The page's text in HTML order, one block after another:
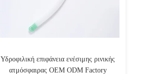
Υδροφιλική επιφάνεια ενέσιμης ρινικής
ατμόσφαιρας OEM ODM Factory